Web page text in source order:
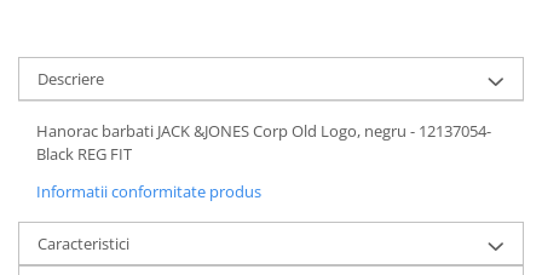
Descriere
Hanorac barbati JACK &JONES Corp Old Logo, negru - 12137054-
Black REG FIT
Informatii conformitate produs
Caracteristici